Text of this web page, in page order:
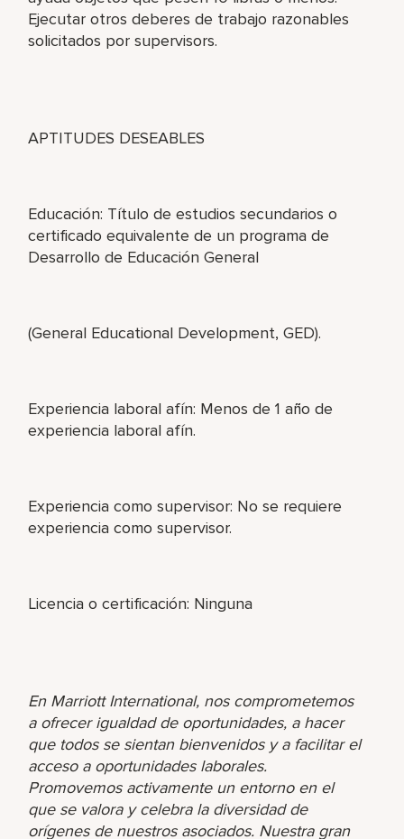
Ejecutar otros deberes de trabajo razonables
solicitados por supervisors.
APTITUDES DESEABLES
Educación: Título de estudios secundarios o
certificado equivalente de un programa de
Desarrollo de Educación General
(General Educational Development, GED).
Experiencia laboral afín: Menos de 1 año de
experiencia laboral afín.
Experiencia como supervisor: No se requiere
experiencia como supervisor.
Licencia o certificación: Ninguna
En Marriott International, nos comprometemos
a ofrecer igualdad de oportunidades, a hacer
que todos se sientan bienvenidos y a facilitar el
acceso a oportunidades laborales.
Promovemos activamente un entorno en el
que se valora y celebra la diversidad de
orígenes de nuestros asociados. Nuestra gran